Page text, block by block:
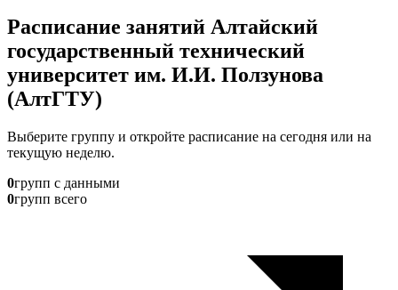
Расписание занятий Алтайский
государственный технический
университет им. И.И. Ползунова
(АлтГТУ)
Выберите группу и откройте расписание на сегодня или на
текущую неделю.
0групп с данными
0групп всего